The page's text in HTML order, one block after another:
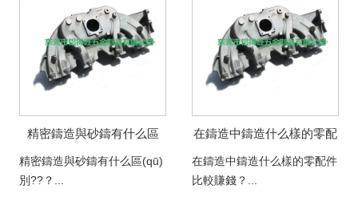
精密鑄造與砂鑄有什么區
(qū)別??？
精密鑄造與砂鑄有什么區(qū)
別??？...
在鑄造中鑄造什么樣的零配
件比較賺錢？
在鑄造中鑄造什么樣的零配件
比較賺錢？...